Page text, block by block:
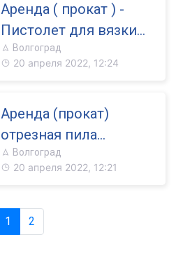
Аренда ( прокат ) -
Пистолет для вязки
арматуры
Волгоград
20 апреля 2022, 12:24
Аренда (прокат)
отрезная пила
(бетонорез) Hitachi
Волгоград
20 апреля 2022, 12:21
1 2